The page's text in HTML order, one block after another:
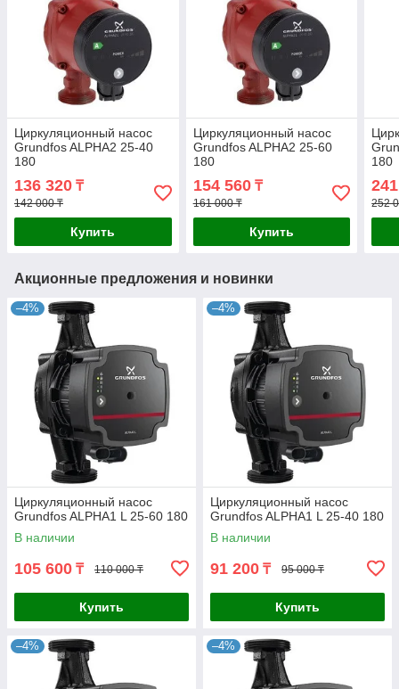
Циркуляционный насос
Grundfos ALPHA2 25-40
180
136 320 ₸
142 000 ₸
Купить
Циркуляционный насос
Grundfos ALPHA2 25-60
180
154 560₸
161 000 ₸
Купить
180
252
Акционные предложения и новинки
–4%
Циркуляционный насос
Grundfos ALPHA1 L 25-60 180
В наличии
105 600 ₸ 110 000 ₸
Купить
–4%
Циркуляционный насос
Grundfos ALPHA1 L 25-40 180
В наличии
91 200 ₸ 95 000 ₸
Купить
–4% –4%